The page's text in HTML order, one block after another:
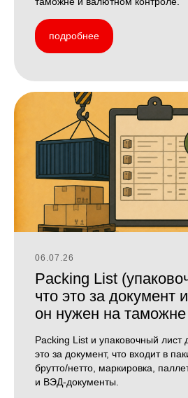
подробнее
06.07.26
Packing List
что это за документ
он нужен на таможне
Packing List и упаковочный лист
это за документ, что входит в
брутто/нетто, маркировка,
и ВЭД-документы.